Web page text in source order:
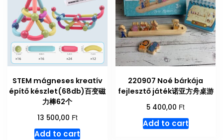
STEM mágneses kreatív
építő készlet(68db)百变磁
力棒62个
13 500,00 Ft
Add to cart
220907 Noé bárkája
fejlesztő játék诺亚方舟桌游
5 400,00 Ft
Add to cart